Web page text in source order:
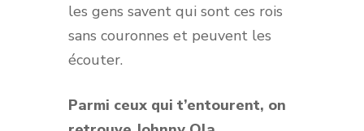
les gens savent qui sont ces rois
sans couronnes et peuvent les
écouter.
Parmi ceux qui t’entourent, on